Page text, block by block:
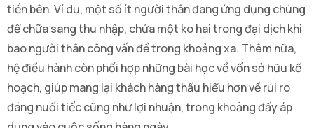
tiền bên. Ví dụ, một số ít người thân đang ứng dụng chúng
để chữa sang thu nhập, chứa một ko hai trong đại dịch khi
bao người thân công vấn đề trong khoảng xa. Thêm nữa,
hệ điều hành còn phối hợp những bài học về vốn sở hữu kế
hoạch, giúp mang lại khách hàng thấu hiểu hơn về rủi ro
đáng nuối tiếc cũng như lợi nhuận, trong khoảng đấy áp